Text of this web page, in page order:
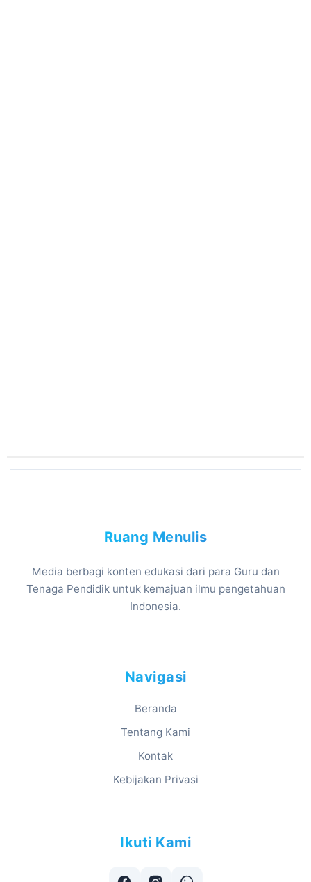
Ruang Menulis
Media berbagi konten edukasi dari para Guru dan
Tenaga Pendidik untuk kemajuan ilmu pengetahuan
Indonesia.
Navigasi
Beranda
Tentang Kami
Kontak
Kebijakan Privasi
Ikuti Kami